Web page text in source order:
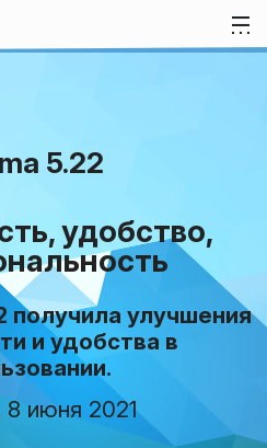
5.22
удобство,
получила улучшения
и удобства в
8 июня 2021